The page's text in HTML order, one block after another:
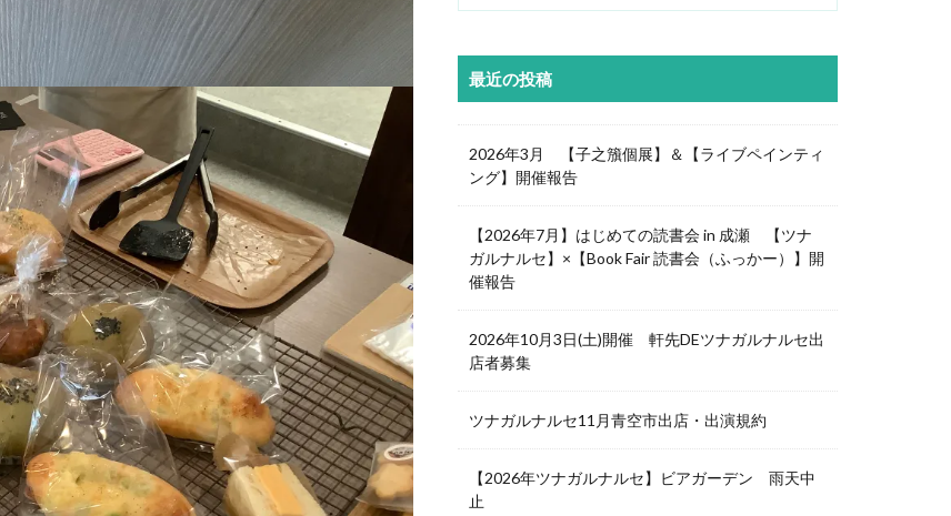
最近の投稿
2026年3月 【子之籏個展】＆【ライブペインティ
ング】開催報告
【2026年7月】はじめての読書会 in 成瀬 【ツナ
ガルナルセ】×【Book Fair 読書会（ふっかー）】開
催報告
2026年10月3日(土)開催 軒先DEツナガルナルセ出
店者募集
ツナガルナルセ11月青空市出店・出演規約
【2026年ツナガルナルセ】ビアガーデン 雨天中
止